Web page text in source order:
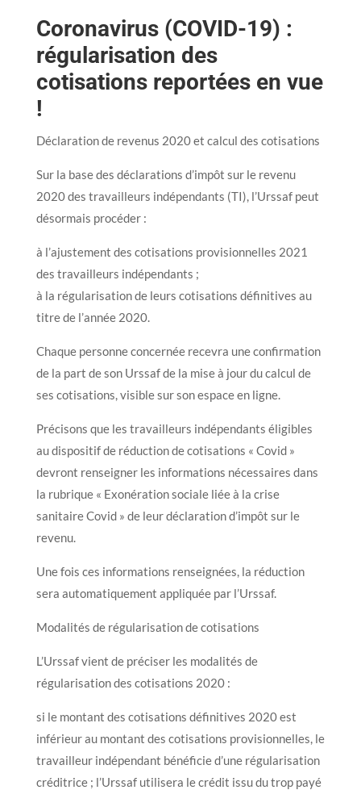
Coronavirus (COVID-19) :
régularisation des
cotisations reportées en vue
!
Déclaration de revenus 2020 et calcul des cotisations
Sur la base des déclarations d’impôt sur le revenu
2020 des travailleurs indépendants (TI), l’Urssaf peut
désormais procéder :
à l’ajustement des cotisations provisionnelles 2021
des travailleurs indépendants ;
à la régularisation de leurs cotisations définitives au
titre de l’année 2020.
Chaque personne concernée recevra une confirmation
de la part de son Urssaf de la mise à jour du calcul de
ses cotisations, visible sur son espace en ligne.
Précisons que les travailleurs indépendants éligibles
au dispositif de réduction de cotisations « Covid »
devront renseigner les informations nécessaires dans
la rubrique « Exonération sociale liée à la crise
sanitaire Covid » de leur déclaration d’impôt sur le
revenu.
Une fois ces informations renseignées, la réduction
sera automatiquement appliquée par l’Urssaf.
Modalités de régularisation de cotisations
L’Urssaf vient de préciser les modalités de
régularisation des cotisations 2020 :
si le montant des cotisations définitives 2020 est
inférieur au montant des cotisations provisionnelles, le
travailleur indépendant bénéficie d’une régularisation
créditrice ; l’Urssaf utilisera le crédit issu du trop payé